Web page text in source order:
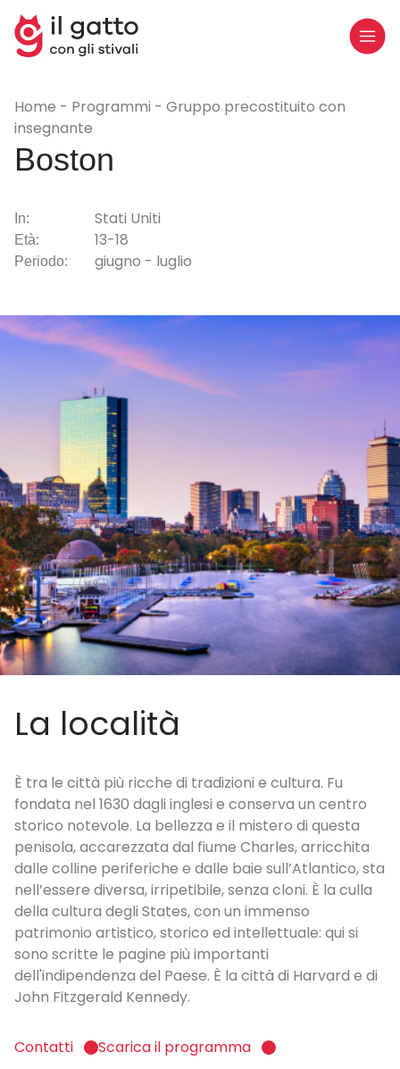
Home Programmi
Gruppo precostituito con
insegnante
Boston
In: Stati Uniti
Età: 13-18
Periodo: giugno - luglio
La località
È tra le città più ricche di tradizioni e cultura. Fu
fondata nel 1630 dagli inglesi e conserva un centro
storico notevole. La bellezza e il mistero di questa
penisola, accarezzata dal fiume Charles, arricchita
dalle colline periferiche e dalle baie sull’Atlantico, sta
nell’essere diversa, irripetibile, senza cloni. È la culla
della cultura degli States, con un immenso
patrimonio artistico, storico ed intellettuale: qui si
sono scritte le pagine più importanti
dell'indipendenza del Paese. È la città di Harvard e di
John Fitzgerald Kennedy.
Contatti Scarica il programma